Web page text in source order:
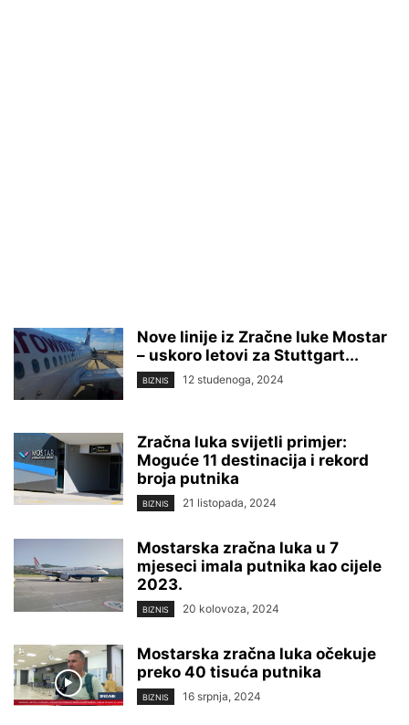
Nove linije iz Zračne luke Mostar
– uskoro letovi za Stuttgart...
BIZNIS 12 studenoga, 2024
Zračna luka svijetli primjer:
Moguće 11 destinacija i rekord
broja putnika
BIZNIS 21 listopada, 2024
Mostarska zračna luka u 7
mjeseci imala putnika kao cijele
2023.
BIZNIS 20 kolovoza, 2024
Mostarska zračna luka očekuje
preko 40 tisuća putnika
BIZNIS 16 srpnja, 2024